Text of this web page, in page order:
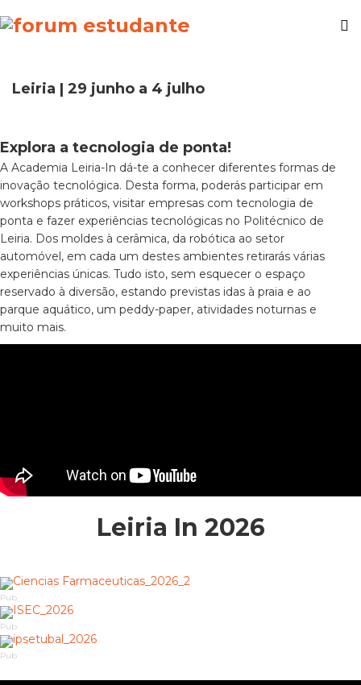
Leiria | 29 junho a 4 julho
Explora a tecnologia de ponta!
A Academia Leiria-In dá-te a conhecer diferentes formas de
inovação tecnológica. Desta forma, poderás participar em
workshops práticos, visitar empresas com tecnologia de
ponta e fazer experiências tecnológicas no Politécnico de
Leiria. Dos moldes à cerâmica, da robótica ao setor
automóvel, em cada um destes ambientes retirarás várias
experiências únicas. Tudo isto, sem esquecer o espaço
reservado à diversão, estando previstas idas à praia e ao
parque aquático, um peddy-paper, atividades noturnas e
muito mais.
Leiria In 2026
Pub
Pub
Pub